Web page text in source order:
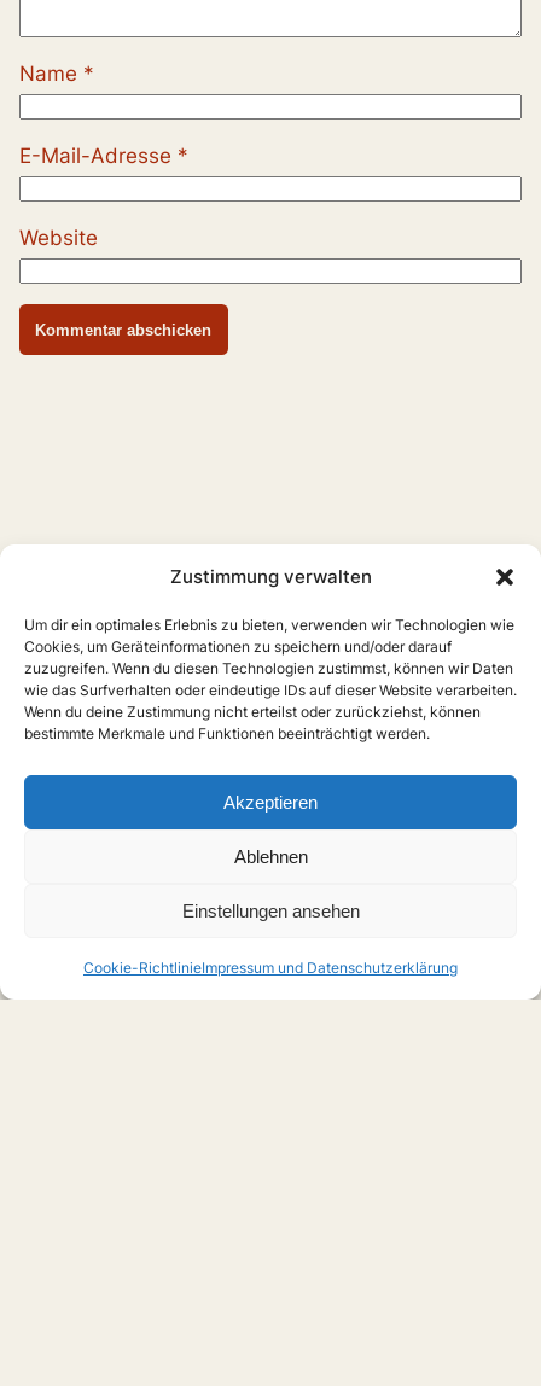
Zustimmung verwalten
Um dir ein optimales Erlebnis zu bieten, verwenden wir Technologien wie
Cookies, um Geräteinformationen zu speichern und/oder darauf
zuzugreifen. Wenn du diesen Technologien zustimmst, können wir Daten
wie das Surfverhalten oder eindeutige IDs auf dieser Website verarbeiten.
Wenn du deine Zustimmung nicht erteilst oder zurückziehst, können
bestimmte Merkmale und Funktionen beeinträchtigt werden.
Akzeptieren
Ablehnen
Einstellungen ansehen
Cookie-RichtlinieImpressum und Datenschutzerklärung
Name *
E-Mail-Adresse *
Website